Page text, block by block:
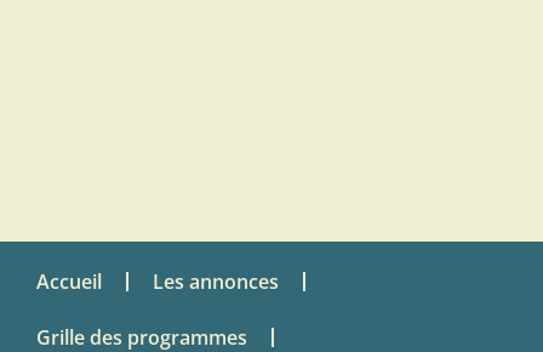
Accueil Les annonces
Grille des programmes